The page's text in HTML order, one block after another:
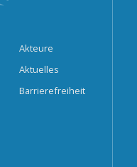
Akteure
Aktuelles
Barrierefreiheit